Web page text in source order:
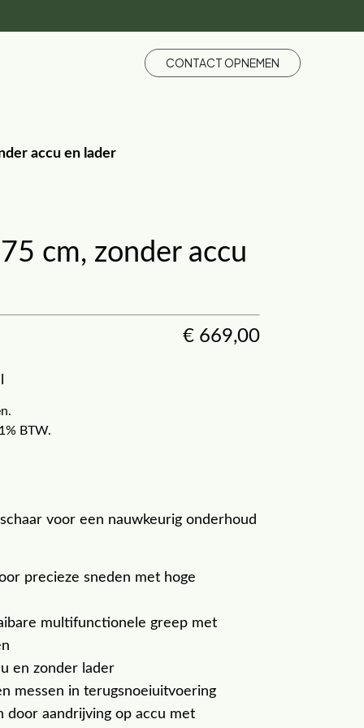
CONTACT OPNEMEN
accu en lader
cm, zonder accu
€ 669,00
BTW.
voor een nauwkeurig onderhoud
precieze sneden met hoge
multifunctionele greep met
en zonder lader
messen in terugsnoeiuitvoering
door aandrijving op accu met